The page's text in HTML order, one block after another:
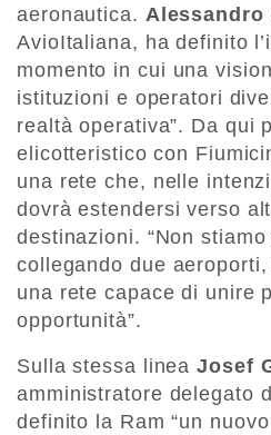
aeronautica. Alessandro
AvioItaliana, ha definito
momento in cui una
istituzioni e operatori
realtà operativa”. Da qui
elicotteristico con
una rete che, nelle
dovrà estendersi verso
destinazioni. “Non
collegando due
una rete capace di unire
opportunità”.
Sulla stessa lineaJosef
amministratore delegato
definito la Ram “un